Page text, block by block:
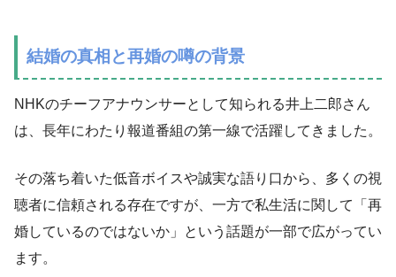
結婚の真相と再婚の噂の背景
NHKのチーフアナウンサーとして知られる井上二郎さん
は、長年にわたり報道番組の第一線で活躍してきました。
その落ち着いた低音ボイスや誠実な語り口から、多くの視
聴者に信頼される存在ですが、一方で私生活に関して「再
婚しているのではないか」という話題が一部で広がってい
ます。